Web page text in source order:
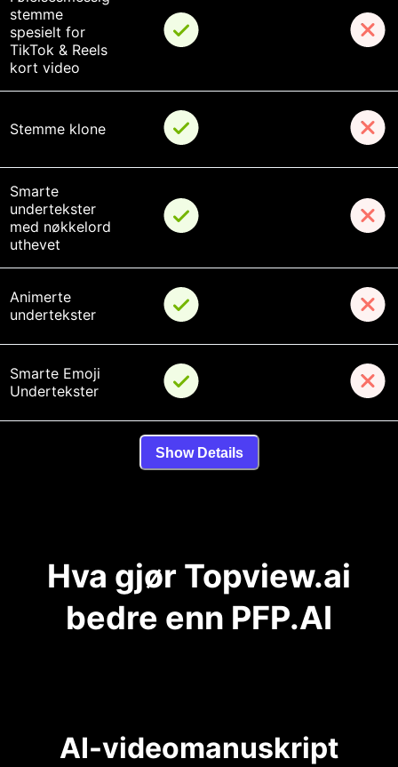
stemme
spesielt for
TikTok & Reels
kort video
Stemme klone
Smarte
undertekster
med nøkkelord
uthevet
Animerte
undertekster
Smarte Emoji
Undertekster
Show Details
Hva gjør Topview.ai
bedre enn PFP.AI
AI-videomanuskript